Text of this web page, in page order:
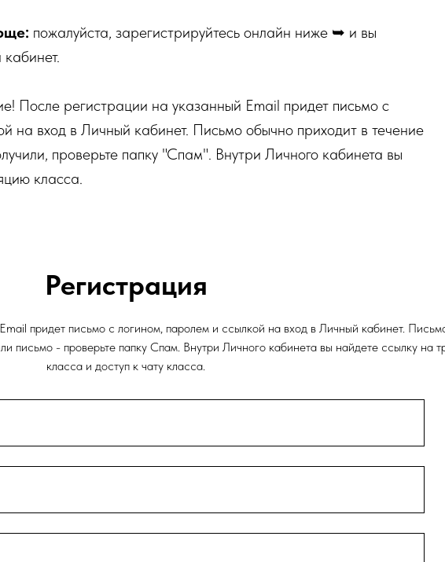
пожалуйста, зарегистрируйтесь онлайн ниже ➥ и вы
После регистрации на указанный Email придет письмо с
на вход в Личный кабинет. Письмо обычно приходит в течение
проверьте папку "Спам". Внутри Личного кабинета вы
класса.
Регистрация
придет письмо с логином, паролем и ссылкой на вход в Личный кабинет.
письмо - проверьте папку Спам. Внутри Личного кабинета вы найдете ссылку на
класса и доступ к чату класса.